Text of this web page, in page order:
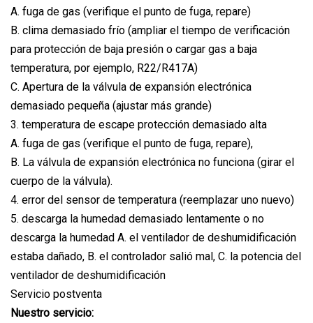
A. fuga de gas (verifique el punto de fuga, repare)
B. clima demasiado frío (ampliar el tiempo de verificación
para protección de baja presión o cargar gas a baja
temperatura, por ejemplo, R22/R417A)
C. Apertura de la válvula de expansión electrónica
demasiado pequeña (ajustar más grande)
3. temperatura de escape protección demasiado alta
A. fuga de gas (verifique el punto de fuga, repare),
B. La válvula de expansión electrónica no funciona (girar el
cuerpo de la válvula).
4. error del sensor de temperatura (reemplazar uno nuevo)
5. descarga la humedad demasiado lentamente o no
descarga la humedad A. el ventilador de deshumidificación
estaba dañado, B. el controlador salió mal, C. la potencia del
ventilador de deshumidificación
Servicio postventa
Nuestro servicio: